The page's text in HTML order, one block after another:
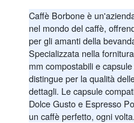
Caffè Borbone è
nel mondo del caffè,
per gli amanti della
Specializzata nella
mm compostabili e
distingue per la qualità
dettagli. Le capsule
Dolce Gusto e Espresso
un caffè perfetto, ogni volta.